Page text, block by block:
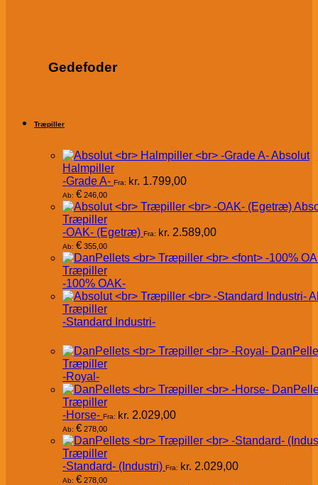
Gedefoder
Træpiller
Absolut
Halmpiller
-Grade A- Fra: kr. 1.799,00
Ab: € 246,00
Træpiller
-OAK- (Egetræ) Fra: kr. 2.589,00
Ab: € 355,00
Træpiller
-100% OAK-
Træpiller
-Standard Industri-
Træpiller
-Royal-
Træpiller
-Horse- Fra: kr. 2.029,00
Ab: € 278,00
Træpiller
-Standard- (Industri) Fra: kr. 2.029,00
Ab: € 278,00